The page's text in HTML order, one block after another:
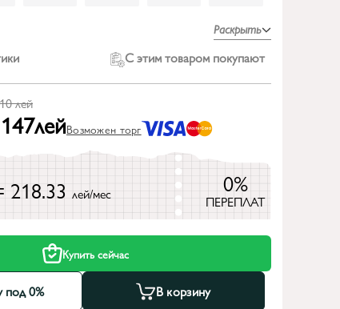
Раскрыть
С этим товаром покупают
лей
лейВозможен торг
218.33 лей/мес 0%
ПЕРЕПЛАТ
Купить сейчас
под 0% В корзину